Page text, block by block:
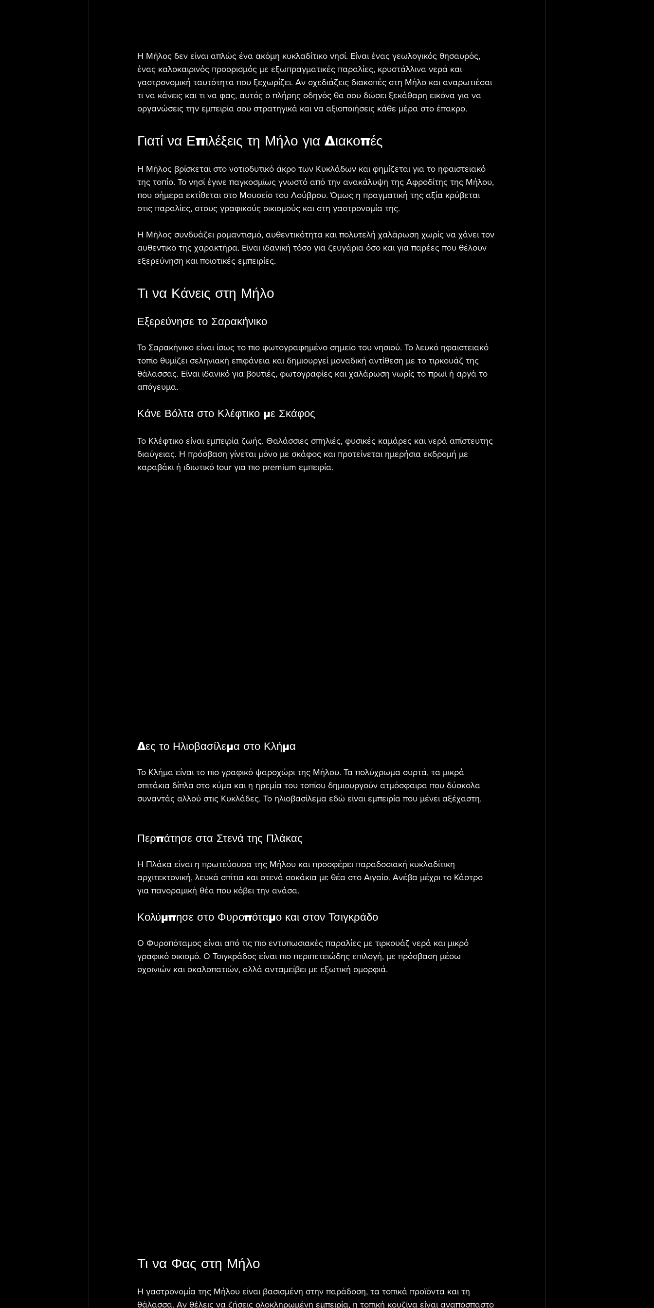
Η Μήλος δεν είναι απλώς ένα ακόμη κυκλαδίτικο νησί. Είναι ένας γεωλογικός θησαυρός,
ένας καλοκαιρινός προορισμός με εξωπραγματικές παραλίες, κρυστάλλινα νερά και
γαστρονομική ταυτότητα που ξεχωρίζει. Αν σχεδιάζεις διακοπές στη Μήλο και αναρωτιέσαι
τι να κάνεις και τι να φας, αυτός ο πλήρης οδηγός θα σου δώσει ξεκάθαρη εικόνα για να
οργανώσεις την εμπειρία σου στρατηγικά και να αξιοποιήσεις κάθε μέρα στο έπακρο.
Γιατί να Επιλέξεις τη Μήλο για Διακοπές
Η Μήλος βρίσκεται στο νοτιοδυτικό άκρο των Κυκλάδων και φημίζεται για το ηφαιστειακό
της τοπίο. Το νησί έγινε παγκοσμίως γνωστό από την ανακάλυψη της Αφροδίτης της Μήλου,
που σήμερα εκτίθεται στο Μουσείο του Λούβρου. Όμως η πραγματική της αξία κρύβεται
στις παραλίες, στους γραφικούς οικισμούς και στη γαστρονομία της.
Η Μήλος συνδυάζει ρομαντισμό, αυθεντικότητα και πολυτελή χαλάρωση χωρίς να χάνει τον
αυθεντικό της χαρακτήρα. Είναι ιδανική τόσο για ζευγάρια όσο και για παρέες που θέλουν
εξερεύνηση και ποιοτικές εμπειρίες.
Τι να Κάνεις στη Μήλο
Εξερεύνησε το Σαρακήνικο
Το Σαρακήνικο είναι ίσως το πιο φωτογραφημένο σημείο του νησιού. Το λευκό ηφαιστειακό
τοπίο θυμίζει σεληνιακή επιφάνεια και δημιουργεί μοναδική αντίθεση με το τιρκουάζ της
θάλασσας. Είναι ιδανικό για βουτιές, φωτογραφίες και χαλάρωση νωρίς το πρωί ή αργά το
απόγευμα.
Κάνε Βόλτα στο Κλέφτικο με Σκάφος
Το Κλέφτικο είναι εμπειρία ζωής. Θαλάσσιες σπηλιές, φυσικές καμάρες και νερά απίστευτης
διαύγειας. Η πρόσβαση γίνεται μόνο με σκάφος και προτείνεται ημερήσια εκδρομή με
καραβάκι ή ιδιωτικό tour για πιο premium εμπειρία.
Δες το Ηλιοβασίλεμα στο Κλήμα
Το Κλήμα είναι το πιο γραφικό ψαροχώρι της Μήλου. Τα πολύχρωμα συρτά, τα μικρά
σπιτάκια δίπλα στο κύμα και η ηρεμία του τοπίου δημιουργούν ατμόσφαιρα που δύσκολα
συναντάς αλλού στις Κυκλάδες. Το ηλιοβασίλεμα εδώ είναι εμπειρία που μένει αξέχαστη.
Περπάτησε στα Στενά της Πλάκας
Η Πλάκα είναι η πρωτεύουσα της Μήλου και προσφέρει παραδοσιακή κυκλαδίτικη
αρχιτεκτονική, λευκά σπίτια και στενά σοκάκια με θέα στο Αιγαίο. Ανέβα μέχρι το Κάστρο
για πανοραμική θέα που κόβει την ανάσα.
Κολύμπησε στο Φυροπόταμο και στον Τσιγκράδο
Ο Φυροπόταμος είναι από τις πιο εντυπωσιακές παραλίες με τιρκουάζ νερά και μικρό
γραφικό οικισμό. Ο Τσιγκράδος είναι πιο περιπετειώδης επιλογή, με πρόσβαση μέσω
σχοινιών και σκαλοπατιών, αλλά ανταμείβει με εξωτική ομορφιά.
Τι να Φας στη Μήλο
Η γαστρονομία της Μήλου είναι βασισμένη στην παράδοση, τα τοπικά προϊόντα και τη
θάλασσα. Αν θέλεις να ζήσεις ολοκληρωμένη εμπειρία, η τοπική κουζίνα είναι αναπόσπαστο